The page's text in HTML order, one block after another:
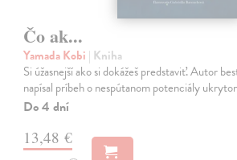
Čo ak...
Yamada Kobi | Kniha
Si úžasnejší ako si dokážeš predstaviť. Autor
napísal príbeh o nespútanom potenciály
Do 4 dní
13,48 €